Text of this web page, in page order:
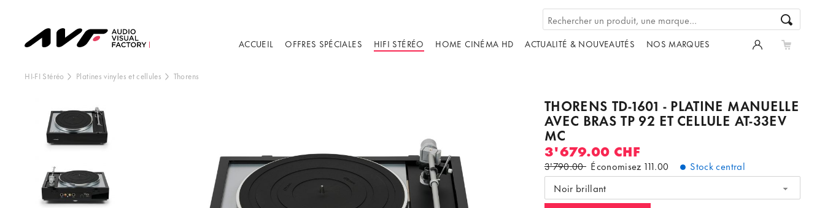
ACCUEIL OFFRES SPÉCIALES HIFI STÉRÉO HOME CINÉMA HD ACTUALITÉ & NOUVEAUTÉS NOS MARQUES
HI-FI Stéréo Platines vinyles et cellules Thorens
THORENS TD-1601 - PLATINE MANUELLE
AVEC BRAS TP 92 ET CELLULE AT-33EV
MC
3'679.00 CHF
3'790.00 Économisez111.00
Stock central
Noir brillant